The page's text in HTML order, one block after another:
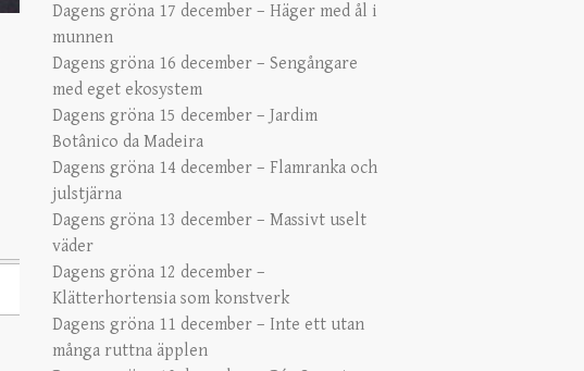
Dagens gröna 17 december – Häger med ål i
munnen
Dagens gröna 16 december – Sengångare
med eget ekosystem
Dagens gröna 15 december – Jardim
Botânico da Madeira
Dagens gröna 14 december – Flamranka och
julstjärna
Dagens gröna 13 december – Massivt uselt
väder
Dagens gröna 12 december –
Klätterhortensia som konstverk
Dagens gröna 11 december – Inte ett utan
många ruttna äpplen